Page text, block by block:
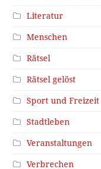
Literatur
Menschen
Rätsel
Rätsel gelöst
Sport und Freizeit
Stadtleben
Veranstaltungen
Verbrechen